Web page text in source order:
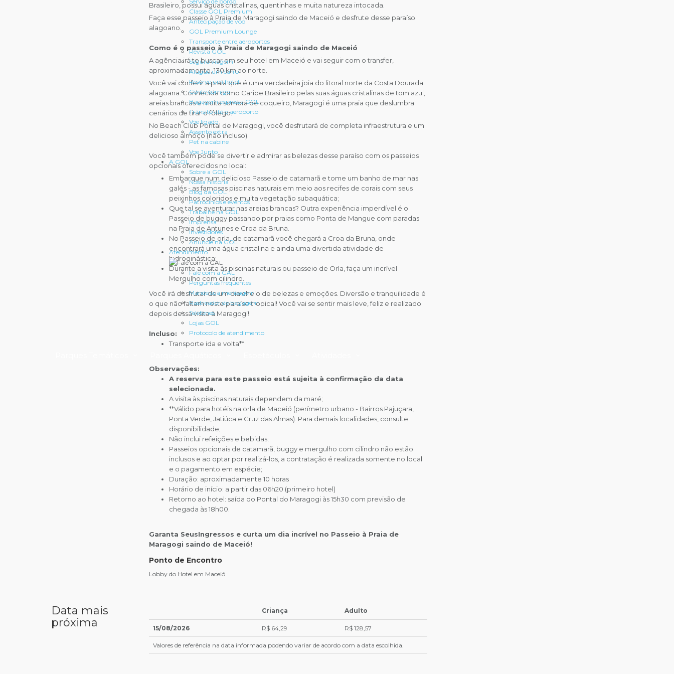
Classe GOL Premium
Antecipação de voo
GOL Premium Lounge
Transporte entre aeroportos
Revista GOL
Seguro viagem
Alugue um carro
Reserve um hotel
Conte comigo
Bagagem expressa GOL
Trânsito até o aeroporto
Voe ligado
Assento extra
Pet na cabine
Voe Junto
A GOL
Sobre a GOL
Nossa história
Blog da GOL
Patrocínios e eventos
Trabalhe na GOL
Imprensa
Investidores
Anuncie na GOL
Atendimento
Fale com a GAL
Perguntas frequentes
Mande sua mensagem
Rastreador de bagagem
Telefones
Lojas GOL
Protocolo de atendimento
Brasileiro, possui águas cristalinas, quentinhas e muita natureza intocada.
Faça esse passeio à Praia de Maragogi saindo de Maceió e desfrute desse paraíso
alagoano.
Como é o passeio à Praia de Maragogi saindo de Maceió
A agência irá te buscar em seu hotel em Maceió e vai seguir com o transfer,
aproximadamente, 130 km ao norte.
Você vai conferir a praia que é uma verdadeira joia do litoral norte da Costa Dourada
alagoana. Conhecida como Caribe Brasileiro pelas suas águas cristalinas de tom azul,
areias brancas e muita sombra de coqueiro, Maragogi é uma praia que deslumbra
cenários de tirar o fôlego.
No Beach Club Pontal de Maragogi, você desfrutará de completa infraestrutura e um
delicioso almoço (não incluso).
Você também pode se divertir e admirar as belezas desse paraíso com os passeios
opcionais oferecidos no local:
Embarque num delicioso Passeio de catamarã e tome um banho de mar nas
galés - as famosas piscinas naturais em meio aos recifes de corais com seus
peixinhos coloridos e muita vegetação subaquática;
Que tal se aventurar nas areias brancas? Outra experiência imperdível é o
Passeio de buggy passando por praias como Ponta de Mangue com paradas
na Praia de Antunes e Croa da Bruna.
No Passeio de orla, de catamarã você chegará a Croa da Bruna, onde
encontrará uma água cristalina e ainda uma divertida atividade de
hidroginástica;
Durante a visita às piscinas naturais ou passeio de Orla, faça um incrível
Mergulho com cilindro.
Você irá desfrutar de um dia cheio de belezas e emoções. Diversão e tranquilidade é
o que não faltam neste paraíso tropical! Você vai se sentir mais leve, feliz e realizado
depois dessa visita à Maragogi!
Incluso:
Transporte ida e volta**
Observações:
A reserva para este passeio está sujeita à confirmação da data
selecionada.
A visita às piscinas naturais dependem da maré;
**Válido para hotéis na orla de Maceió (perímetro urbano - Bairros Pajuçara,
Ponta Verde, Jatiúca e Cruz das Almas). Para demais localidades, consulte
disponibilidade;
Não inclui refeições e bebidas;
Passeios opcionais de catamarã, buggy e mergulho com cilindro não estão
inclusos e ao optar por realizá-los, a contratação é realizada somente no local
e o pagamento em espécie;
Duração: aproximadamente 10 horas
Horário de início: a partir das 06h20 (primeiro hotel)
Retorno ao hotel: saída do Pontal do Maragogi às 15h30 com previsão de
chegada às 18h00.
Garanta SeusIngressos e curta um dia incrível no Passeio à Praia de
Maragogi saindo de Maceió!
Ponto de Encontro
Lobby do Hotel em Maceió
Data mais
próxima
Criança Adulto
15/08/2026 R$ 64,29 R$ 128,57
Valores de referência na data informada podendo variar de acordo com a data escolhida.